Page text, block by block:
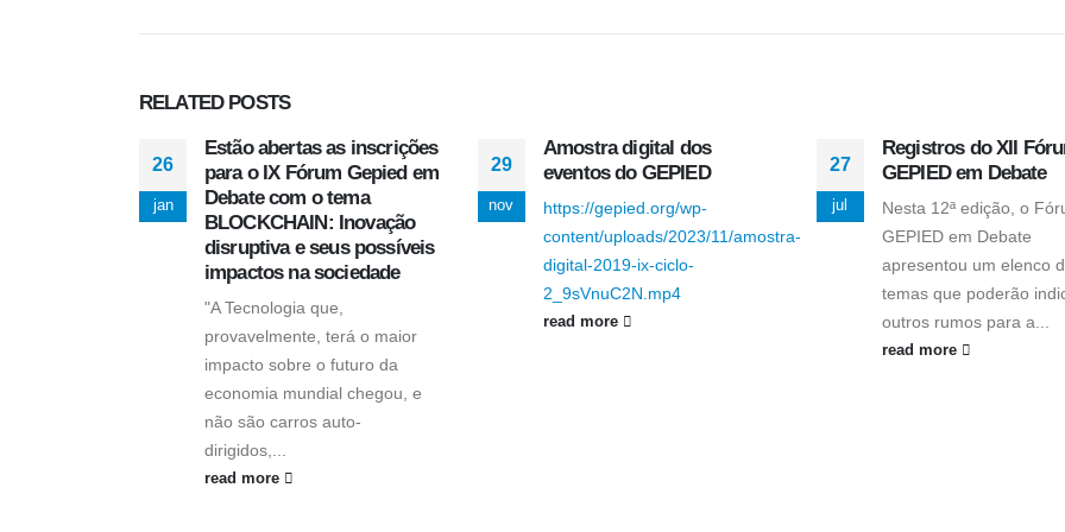
RELATED POSTS
26
jan
Estão abertas as inscrições
para o IX Fórum Gepied em
Debate com o tema
BLOCKCHAIN: Inovação
disruptiva e seus possíveis
impactos na sociedade
"A Tecnologia que,
provavelmente, terá o maior
impacto sobre o futuro da
economia mundial chegou, e
não são carros auto-
dirigidos,...
read more
29
nov
Amostra digital dos
eventos do GEPIED
https://gepied.org/wp-
content/uploads/2023/11/amostra-
digital-2019-ix-ciclo-
2_9sVnuC2N.mp4
read more
27
jul
Registros do XII
GEPIED em Debate
Nesta 12ª edição, o
GEPIED em Debate
apresentou um elenco
temas que poderão
outros rumos para a...
read more